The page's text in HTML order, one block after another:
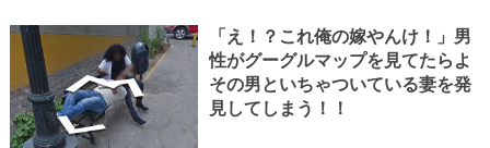
「え！？これ俺の嫁やんけ！」男
性がグーグルマップを見てたらよ
その男といちゃついている妻を発
見してしまう！！